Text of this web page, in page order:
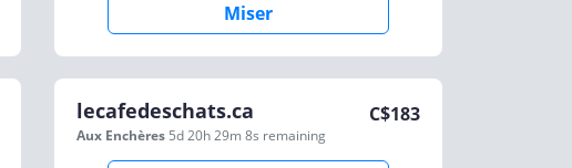
Miser
lecafedeschats.ca
Aux Enchères 5d 20h 29m 8s remaining
C$183